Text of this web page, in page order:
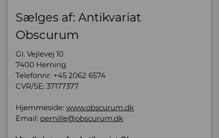
Sælges af: Antikvariat
Obscurum
Gl. Vejlevej 10
7400 Herning
Telefonnr: +45 2062 6574
CVR/SE: 37177377
Hjemmeside: www.obscurum.dk
Email: pernille@obscurum.dk